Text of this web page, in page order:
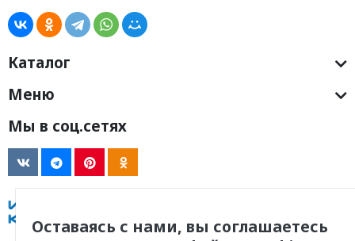
Каталог
Меню
Мы в соц.сетях
Оставаясь с нами, вы соглашаетесь